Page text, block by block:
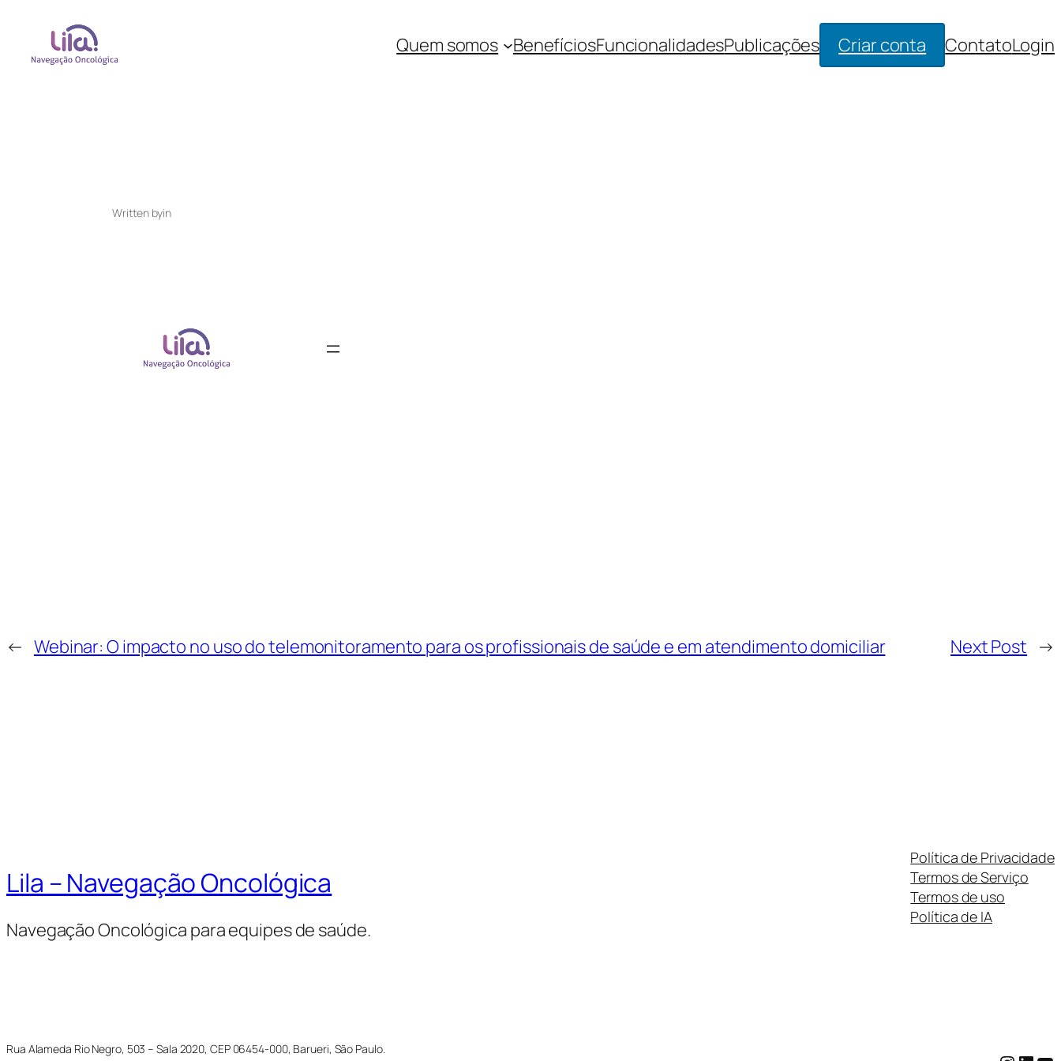
Quem somos BenefíciosFuncionalidadesPublicações Criar conta ContatoLogin
Written byin
← Webinar: O impacto no uso do telemonitoramento para os profissionais de saúde e em atendimento domiciliar Next Post →
Lila – Navegação Oncológica
Navegação Oncológica para equipes de saúde.
Política de Privacidade
Termos de Serviço
Termos de uso
Política de IA
Rua Alameda Rio Negro, 503 – Sala 2020, CEP 06454-000, Barueri, São Paulo.